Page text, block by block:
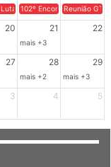
Rio Grande do Sul - 100
a Cuba no Rio Grande do
Luta em Defesa de Cuba e da
102º Encontro da
Reunião
20 21 22
mais +3
27 28 29
mais +2 mais +3
3 4 5